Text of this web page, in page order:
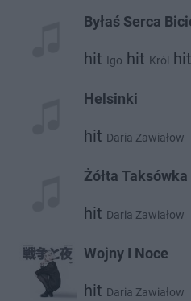
Byłaś Serca
hit Igo hit Król hit
Helsinki
hit Daria Zawiałow
Żółta Taksówka
hit Daria Zawiałow
Wojny I Noce
hit Daria Zawiałow